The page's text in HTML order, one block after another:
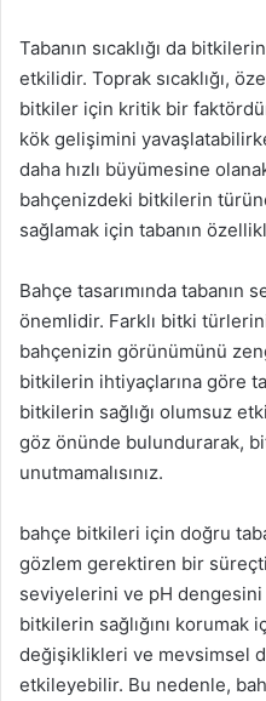
Tabanın sıcaklığı da
etkilidir. Toprak sıcaklığı,
bitkiler için kritik bir
kök gelişimini
daha hızlı büyümesine
bahçenizdeki bitkilerin türüne
sağlamak için tabanın
Bahçe tasarımında tabanın
önemlidir. Farklı bitki
bahçenizin görünümünü
bitkilerin ihtiyaçlarına göre
bitkilerin sağlığı olumsuz
göz önünde bulundurarak,
unutmamalısınız.
bahçe bitkileri için doğru
gözlem gerektiren bir
seviyelerini ve pH
bitkilerin sağlığını korumak
değişiklikleri ve mevsimsel
etkileyebilir. Bu nedenle,